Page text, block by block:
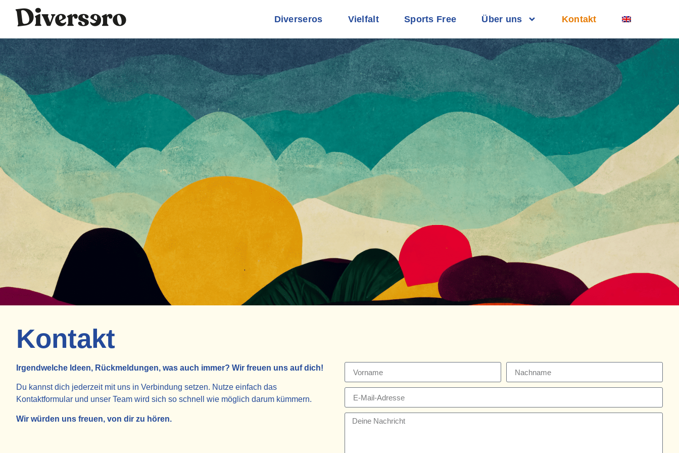
Diverseros Vielfalt Sports Free Über uns Kontakt
Kontakt
Irgendwelche Ideen, Rückmeldungen, was auch immer? Wir freuen uns auf dich!
Du kannst dich jederzeit mit uns in Verbindung setzen. Nutze einfach das
Kontaktformular und unser Team wird sich so schnell wie möglich darum kümmern.
Wir würden uns freuen, von dir zu hören.